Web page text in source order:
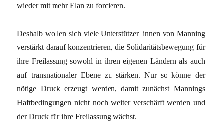
wieder mit mehr Elan zu forcieren.
Deshalb wollen sich viele Unterstützer_innen von Manning
verstärkt darauf konzentrieren, die Solidaritätsbewegung für
ihre Freilassung sowohl in ihren eigenen Ländern als auch
auf transnationaler Ebene zu stärken. Nur so könne der
nötige Druck erzeugt werden, damit zunächst Mannings
Haftbedingungen nicht noch weiter verschärft werden und
der Druck für ihre Freilassung wächst.